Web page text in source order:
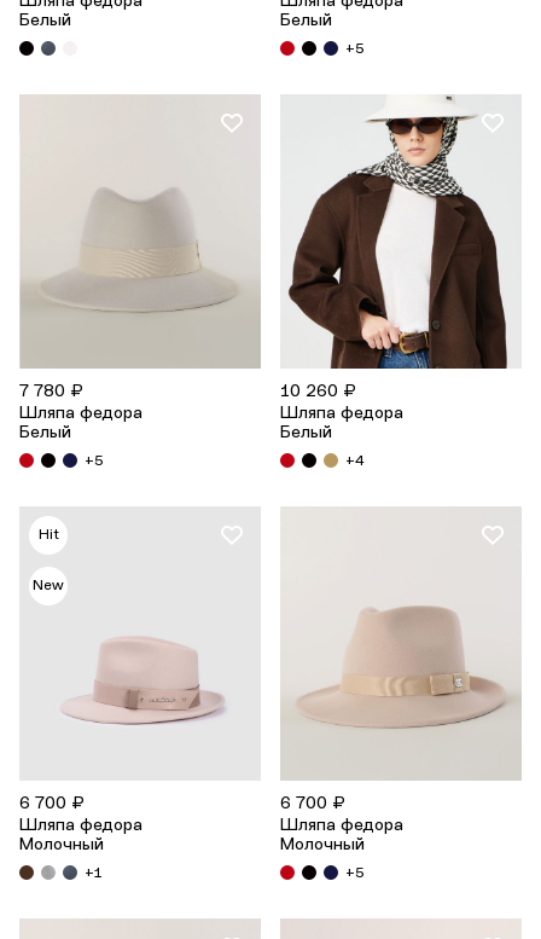
Белый
Белый
+5
7 780 ₽
Шляпа федора
Белый
+5
10 260 ₽
Шляпа федора
Белый
+4
Hit
New
6 700 ₽
Шляпа федора
Молочный
+1
6 700 ₽
Шляпа федора
Молочный
+5